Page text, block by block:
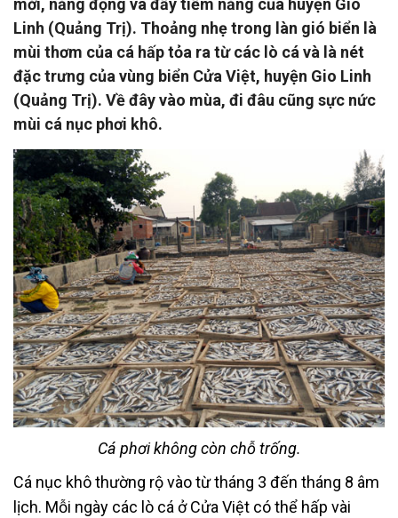
Linh (Quảng Trị). Thoảng nhẹ trong làn gió biển là
mùi thơm của cá hấp tỏa ra từ các lò cá và là nét
đặc trưng của vùng biển Cửa Việt, huyện Gio Linh
(Quảng Trị). Về đây vào mùa, đi đâu cũng sực nức
mùi cá nục phơi khô.
Cá phơi không còn chỗ trống.
Cá nục khô thường rộ vào từ tháng 3 đến tháng 8 âm
lịch. Mỗi ngày các lò cá ở Cửa Việt có thể hấp vài